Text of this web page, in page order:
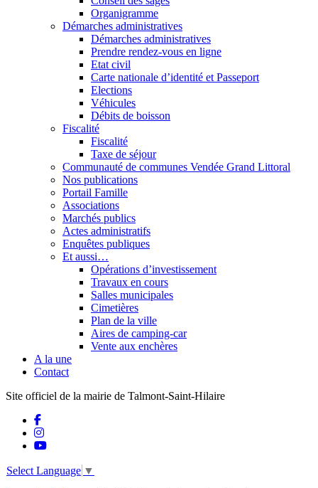
Organigramme
Démarches administratives
Démarches administratives
Prendre rendez-vous en ligne
Etat civil
Carte nationale d’identité et Passeport
Elections
Véhicules
Débits de boisson
Fiscalité
Fiscalité
Taxe de séjour
Communauté de communes Vendée Grand Littoral
Nos publications
Portail Famille
Associations
Marchés publics
Actes administratifs
Enquêtes publiques
Et aussi…
Opérations d’investissement
Travaux en cours
Salles municipales
Cimetières
Plan de la ville
Aires de camping-car
Vente aux enchères
A la une
Contact
Site officiel de la mairie de Talmont-Saint-Hilaire
Select Language ▼